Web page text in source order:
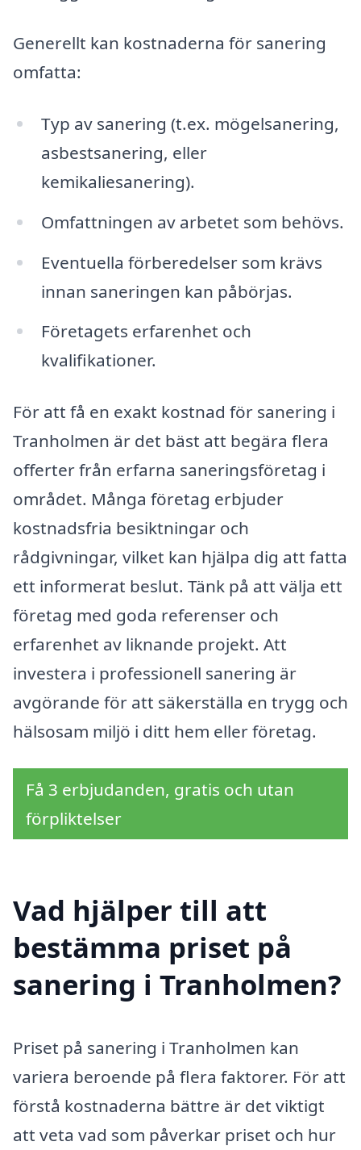
Generellt kan kostnaderna för sanering
omfatta:
Typ av sanering (t.ex. mögelsanering,
asbestsanering, eller
kemikaliesanering).
Omfattningen av arbetet som behövs.
Eventuella förberedelser som krävs
innan saneringen kan påbörjas.
Företagets erfarenhet och
kvalifikationer.
För att få en exakt kostnad för sanering i
Tranholmen är det bäst att begära flera
offerter från erfarna saneringsföretag i
området. Många företag erbjuder
kostnadsfria besiktningar och
rådgivningar, vilket kan hjälpa dig att fatta
ett informerat beslut. Tänk på att välja ett
företag med goda referenser och
erfarenhet av liknande projekt. Att
investera i professionell sanering är
avgörande för att säkerställa en trygg och
hälsosam miljö i ditt hem eller företag.
Få 3 erbjudanden, gratis och utan
förpliktelser
Vad hjälper till att
bestämma priset på
sanering i Tranholmen?
Priset på sanering i Tranholmen kan
variera beroende på flera faktorer. För att
förstå kostnaderna bättre är det viktigt
att veta vad som påverkar priset och hur